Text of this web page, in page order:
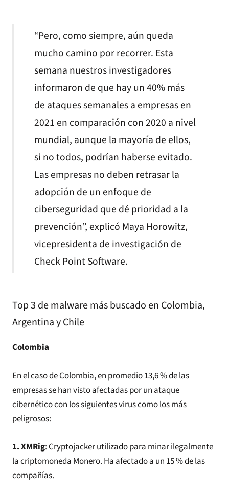
“Pero, como siempre, aún queda
mucho camino por recorrer. Esta
semana nuestros investigadores
informaron de que hay un 40% más
de ataques semanales a empresas en
2021 en comparación con 2020 a nivel
mundial, aunque la mayoría de ellos,
si no todos, podrían haberse evitado.
Las empresas no deben retrasar la
adopción de un enfoque de
ciberseguridad que dé prioridad a la
prevención”, explicó Maya Horowitz,
vicepresidenta de investigación de
Check Point Software.
Top 3 de malware más buscado en Colombia,
Argentina y Chile
Colombia
En el caso de Colombia, en promedio 13,6 % de las
empresas se han visto afectadas por un ataque
cibernético con los siguientes virus como los más
peligrosos:
1. XMRig: Cryptojacker utilizado para minar ilegalmente
la criptomoneda Monero. Ha afectado a un 15 % de las
compañías.